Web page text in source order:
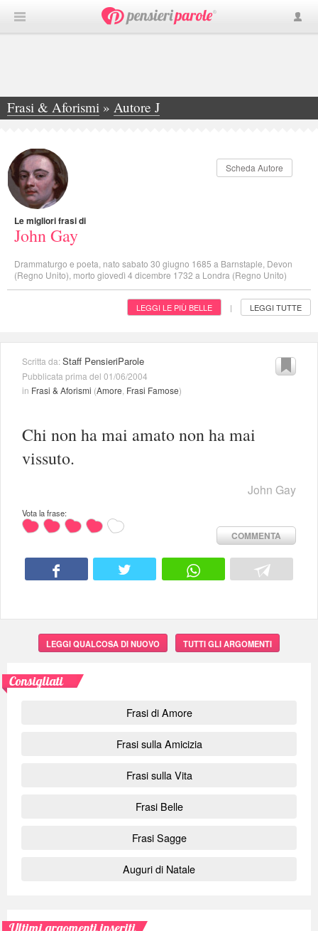
Frasi & Aforismi » Autore J
»John Gay
Scheda Autore
Le migliori frasi di
John Gay
Drammaturgo e poeta, nato sabato 30 giugno 1685 a Barnstaple, Devon
(Regno Unito), morto giovedì 4 dicembre 1732 a Londra (Regno Unito)
LEGGI LE PIÙ BELLE | LEGGI TUTTE
Scritta da:Staff PensieriParole
Pubblicata prima del 01/06/2004
in Frasi & Aforismi (Amore, Frasi Famose)
Chi non ha mai amato non ha mai
vissuto.
John Gay
Vota la frase:
COMMENTA
LEGGI QUALCOSA DI NUOVO TUTTI GLI ARGOMENTI
Consigliati
Frasi di Amore
Frasi sulla Amicizia
Frasi sulla Vita
Frasi Belle
Frasi Sagge
Auguri di Natale